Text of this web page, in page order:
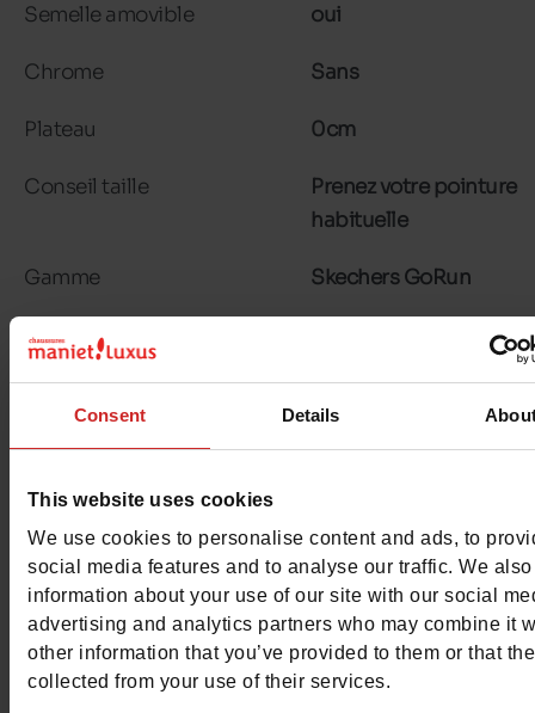
Consent Details
This website uses cookies
We use cookies to personalise content and ads, to
social media features and to analyse our traffic. We
information about your use of our site with our social
advertising and analytics partners who may combine it
other information that you’ve provided to them or that
collected from your use of their services.
Semelle amovible oui
Chrome Sans
Plateau 0cm
Conseil taille
Prenez votre pointure
habituelle
Gamme Skechers GoRun
Avis clients
Pour les garder comme neuves